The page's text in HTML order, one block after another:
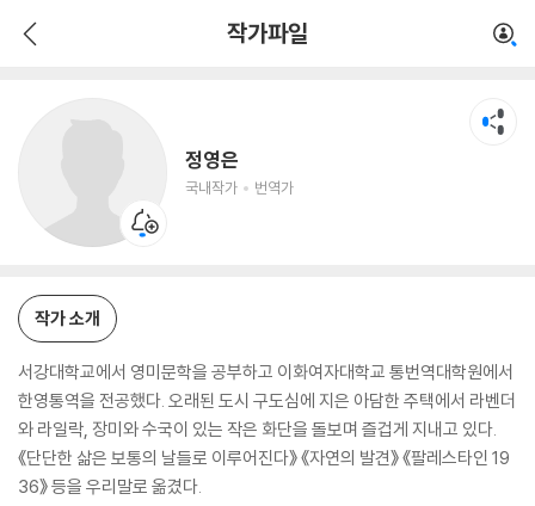
작가파일
정영은
국내작가 번역가
작가 소개
서강대학교에서 영미문학을 공부하고 이화여자대학교 통번역대학원에서
한영통역을 전공했다. 오래된 도시 구도심에 지은 아담한 주택에서 라벤더
와 라일락, 장미와 수국이 있는 작은 화단을 돌보며 즐겁게 지내고 있다.
《단단한 삶은 보통의 날들로 이루어진다》 《자연의 발견》 《팔레스타인 19
36》 등을 우리말로 옮겼다.